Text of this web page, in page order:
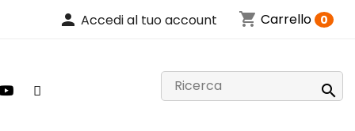
person Accedi al tuo account shopping_cart Carrello 0
